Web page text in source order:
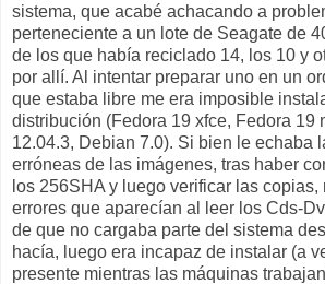
sistema, que acabé achacando a
perteneciente a un lote de Seagate de
de los que había reciclado 14, los 10 y
por allí. Al intentar preparar uno en un
que estaba libre me era imposible
distribución (Fedora 19 xfce, Fedora 19
12.04.3, Debian 7.0). Si bien le echaba
erróneas de las imágenes, tras haber
los 256SHA y luego verificar las copias,
errores que aparecían al leer los Cds-
de que no cargaba parte del sistema
hacía, luego era incapaz de instalar (a
presente mientras las máquinas